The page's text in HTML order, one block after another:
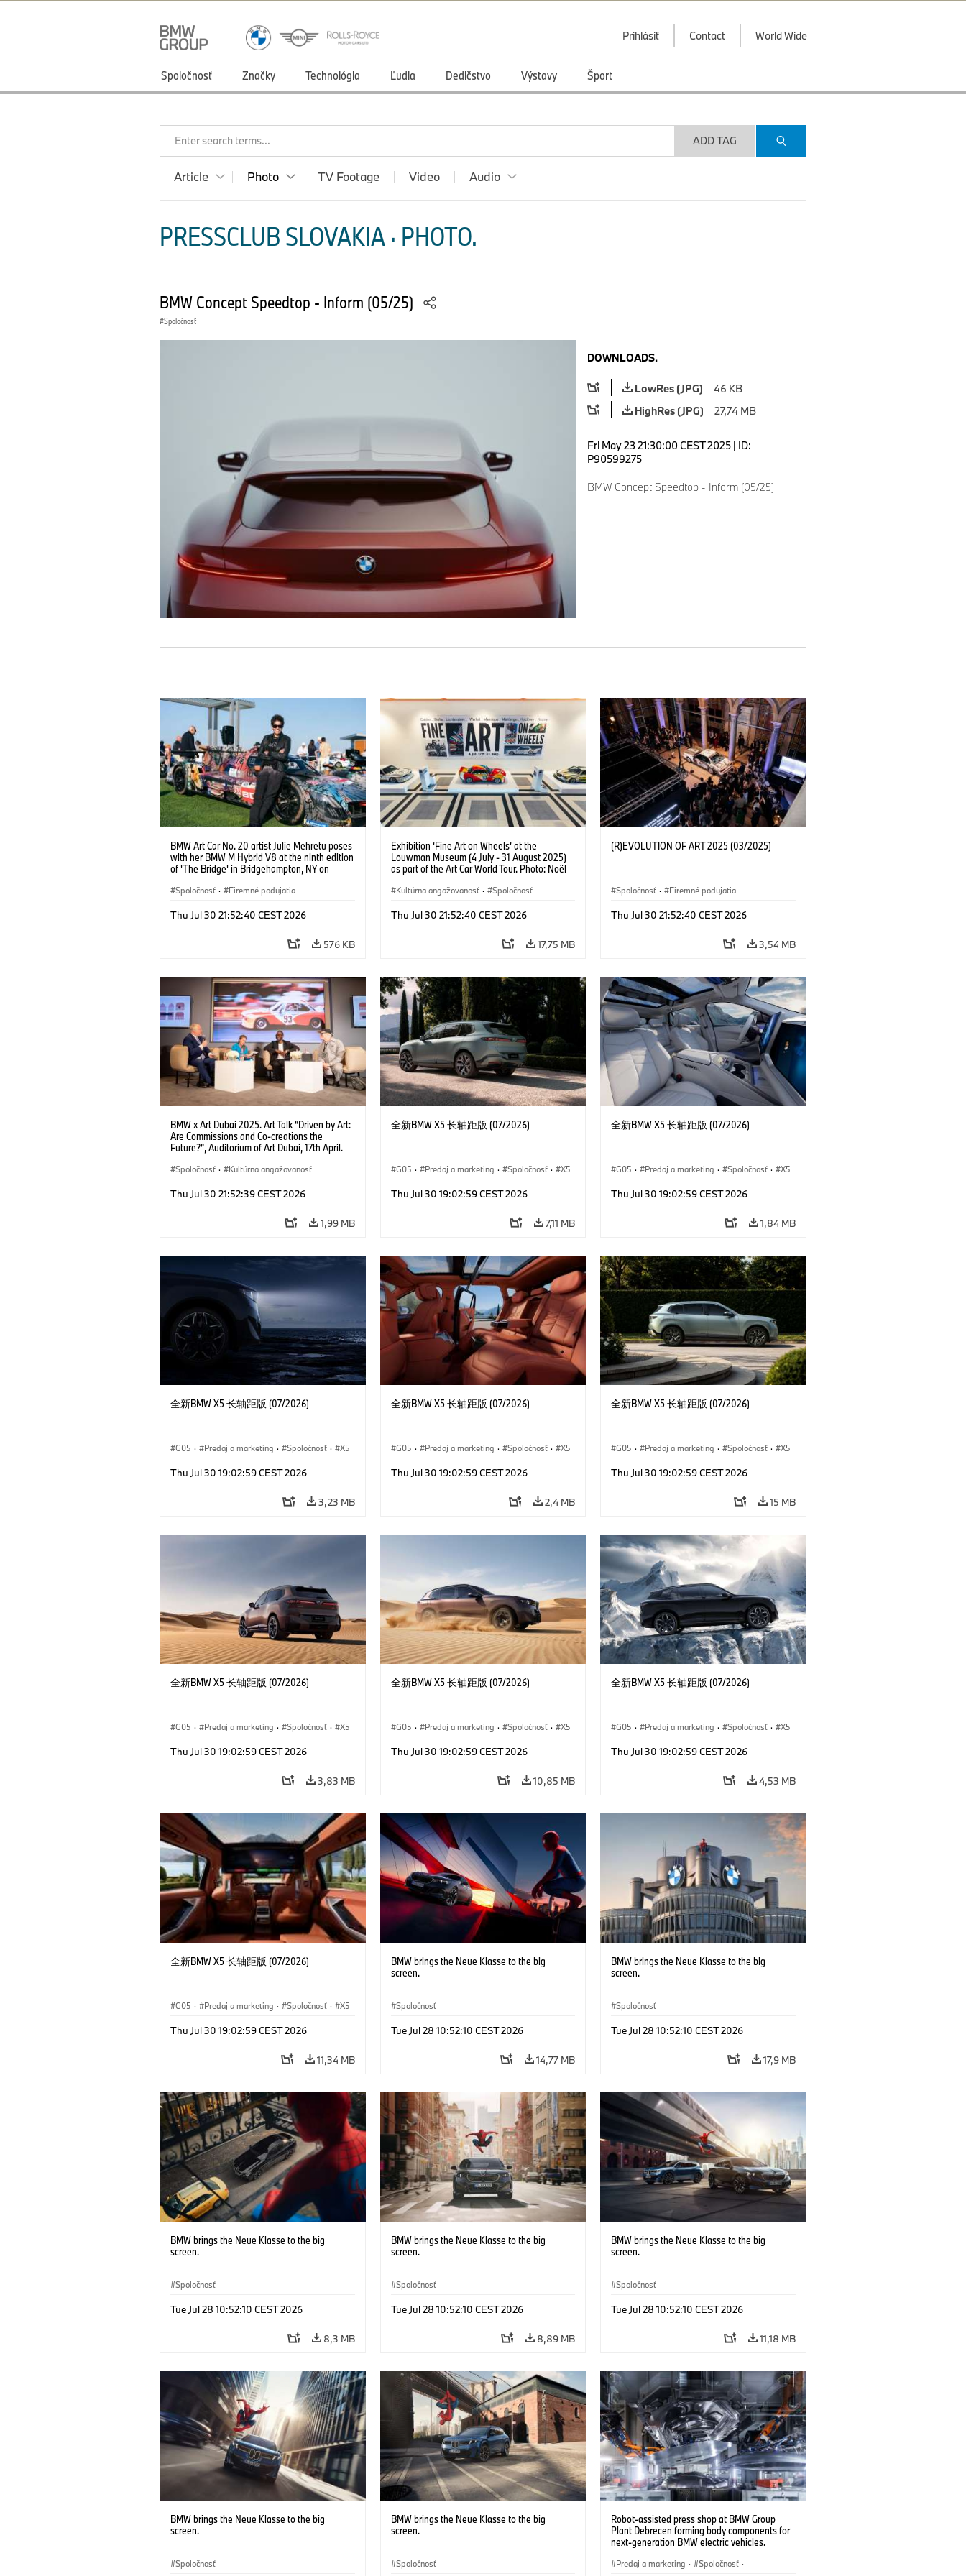
Prihlásiť Contact World Wide
Spoločnosť Značky Technológia Ľudia Dedičstvo Výstavy Šport
Enter search terms... ADD TAG
Article Photo TV Footage Video Audio
PRESSCLUB SLOVAKIA · PHOTO.
BMW Concept Speedtop - Inform (05/25)
Spoločnosť
DOWNLOADS.
LowRes (JPG)
46 KB
HighRes (JPG)
27,74 MB
Fri May 23 21:30:00 CEST 2025 | ID:
P90599275
BMW Concept Speedtop - Inform (05/25)
BMW Art Car No. 20 artist Julie Mehretu poses
with her BMW M Hybrid V8 at the ninth edition
of 'The Bridge' in Bridgehampton, NY on
@benfrankephoto.
Spoločnosť · Firemné podujatia
Thu Jul 30 21:52:40 CEST 2026
576 KB
Exhibition ‘Fine Art on Wheels’ at the
Louwman Museum (4 July - 31 August 2025)
as part of the Art Car World Tour. Photo: Noël
Kultúrna angažovanosť · Spoločnosť
Thu Jul 30 21:52:40 CEST 2026
17,75 MB
(R)EVOLUTION OF ART 2025 (03/2025)
Spoločnosť · Firemné podujatia
Thu Jul 30 21:52:40 CEST 2026
3,54 MB
BMW x Art Dubai 2025. Art Talk “Driven by Art:
Are Commissions and Co-creations the
Future?”, Auditorium of Art Dubai, 17th April.
BMW Group Cultural Engagement), Dr
Abu Dhabi Project), Azu Nwagbogu (Founder
LagosPhoto Festival) and Hans Ulrich Obrist
(Artistic Director SERPENTINE). (04/2025)
Spoločnosť · Kultúrna angažovanosť
Thu Jul 30 21:52:39 CEST 2026
1,99 MB
全新BMW X5 长轴距版 (07/2026)
G05 · Predaj a marketing · Spoločnosť · X5
Thu Jul 30 19:02:59 CEST 2026
7,11 MB
全新BMW X5 长轴距版 (07/2026)
G05 · Predaj a marketing · Spoločnosť · X5
Thu Jul 30 19:02:59 CEST 2026
1,84 MB
全新BMW X5 长轴距版 (07/2026)
G05 · Predaj a marketing · Spoločnosť · X5
Thu Jul 30 19:02:59 CEST 2026
3,23 MB
全新BMW X5 长轴距版 (07/2026)
G05 · Predaj a marketing · Spoločnosť · X5
Thu Jul 30 19:02:59 CEST 2026
2,4 MB
全新BMW X5 长轴距版 (07/2026)
G05 · Predaj a marketing · Spoločnosť · X5
Thu Jul 30 19:02:59 CEST 2026
15 MB
全新BMW X5 长轴距版 (07/2026)
G05 · Predaj a marketing · Spoločnosť · X5
Thu Jul 30 19:02:59 CEST 2026
3,83 MB
全新BMW X5 长轴距版 (07/2026)
G05 · Predaj a marketing · Spoločnosť · X5
Thu Jul 30 19:02:59 CEST 2026
10,85 MB
全新BMW X5 长轴距版 (07/2026)
G05 · Predaj a marketing · Spoločnosť · X5
Thu Jul 30 19:02:59 CEST 2026
4,53 MB
全新BMW X5 长轴距版 (07/2026)
G05 · Predaj a marketing · Spoločnosť · X5
Thu Jul 30 19:02:59 CEST 2026
11,34 MB
BMW brings the Neue Klasse to the big
screen.
Spoločnosť
Tue Jul 28 10:52:10 CEST 2026
14,77 MB
BMW brings the Neue Klasse to the big
screen.
Spoločnosť
Tue Jul 28 10:52:10 CEST 2026
17,9 MB
BMW brings the Neue Klasse to the big
screen.
Spoločnosť
Tue Jul 28 10:52:10 CEST 2026
8,3 MB
BMW brings the Neue Klasse to the big
screen.
Spoločnosť
Tue Jul 28 10:52:10 CEST 2026
8,89 MB
BMW brings the Neue Klasse to the big
screen.
Spoločnosť
Tue Jul 28 10:52:10 CEST 2026
11,18 MB
BMW brings the Neue Klasse to the big
screen.
Spoločnosť
BMW brings the Neue Klasse to the big
screen.
Spoločnosť
Robot-assisted press shop at BMW Group
Plant Debrecen forming body components for
next-generation BMW electric vehicles.
Predaj a marketing · Spoločnosť ·